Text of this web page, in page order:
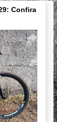
Confira